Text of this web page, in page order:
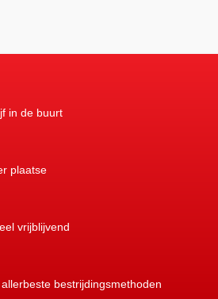
in de buurt
plaatse
vrijblijvend
bestrijdingsmethoden